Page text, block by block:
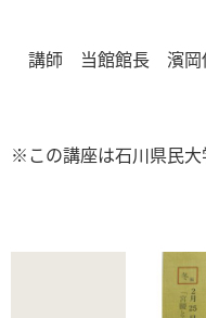
講師 当館館長 濱岡
※この講座は石川県民大